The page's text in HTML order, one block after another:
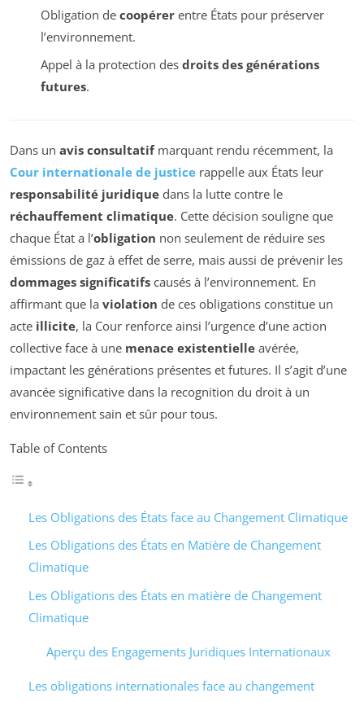
Obligation de coopérerentre États pour préserver
l’environnement.
Appel à la protection des droits des générations
futures.
Dans un avis consultatifmarquant rendu récemment, la
Cour internationale de justice rappelle aux États leur
responsabilité juridique dans la lutte contre le
réchauffement climatique. Cette décision souligne que
chaque État a l’obligation non seulement de réduire ses
émissions de gaz à effet de serre, mais aussi de prévenir les
dommages significatifs causés à l’environnement. En
affirmant que la violation de ces obligations constitue un
acte illicite, la Cour renforce ainsi l’urgence d’une action
collective face à une menace existentielle avérée,
impactant les générations présentes et futures. Il s’agit d’une
avancée significative dans la recognition du droit à un
environnement sain et sûr pour tous.
Table of Contents
Les Obligations des États face au Changement Climatique
Les Obligations des États en Matière de Changement
Climatique
Les Obligations des États en matière de Changement
Climatique
Aperçu des Engagements Juridiques Internationaux
Les obligations internationales face au changement